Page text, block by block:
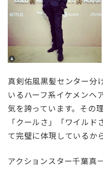
真剣佑風黒髪センター分
いるハーフ系イケメンヘ
気を誇っています。その
「クールさ」「ワイル
て完璧に体現しているか
アクションスター千葉真